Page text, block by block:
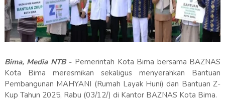
Bima, Media NTB - Pemerintah Kota Bima bersama BAZNAS
Kota Bima meresmikan sekaligus menyerahkan Bantuan
Pembangunan MAHYANI (Rumah Layak Huni) dan Bantuan Z-
Kup Tahun 2025, Rabu (03/12/) di Kantor BAZNAS Kota Bima.